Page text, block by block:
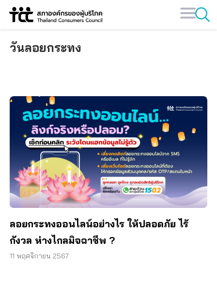
Skip
วันลอยกระทง
ลอยกระทงออนไลน์อย่างไร ให้ปลอดภัย ไร้
กังวล ห่างไกลมิจฉาชีพ ?
11 พฤศจิกายน 2567